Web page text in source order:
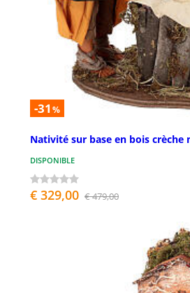
-31 %
Nativité sur base en bois crèche
DISPONIBLE
€ 329,00 € 479,00